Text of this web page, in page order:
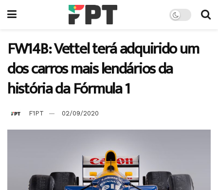
FW14B: Vettel terá adquirido um
dos carros mais lendários da
história da Fórmula 1
F1PT 02/09/2020